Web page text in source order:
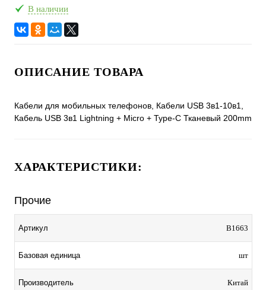
В наличии
ОПИСАНИЕ ТОВАРА
Кабели для мобильных телефонов, Кабели USB 3в1-10в1,
Кабель USB 3в1 Lightning + Micro + Type-C Тканевый 200mm
ХАРАКТЕРИСТИКИ:
Прочие
Артикул B1663
Базовая единица шт
Производитель Китай